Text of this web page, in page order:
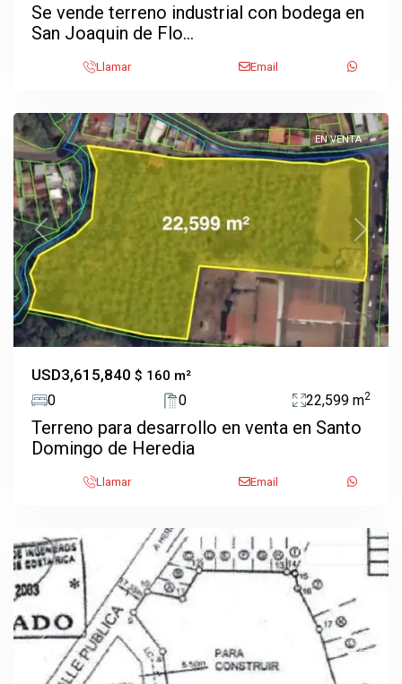
Se vende terreno industrial con bodega en
San Joaquin de Flo...
Llamar Email
Santo
Previous Next
EN VENTA
USD3,615,840 $ 160 m²
0 0 22,599 m2
Terreno para desarrollo en venta en Santo
Domingo de Heredia
Llamar Email
Previous Next